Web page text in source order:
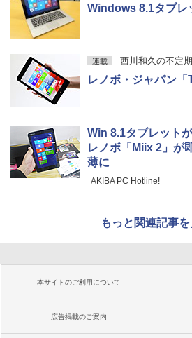
Windows 8.1タブレ
連載 西川和久の不定
レノボ・ジャパン「
Win 8.1タブレットが
レノボ「Miix 2」が
薄に
AKIBA PC Hotline!
もっと関連記事を
本サイトのご利用について
広告掲載のご案内